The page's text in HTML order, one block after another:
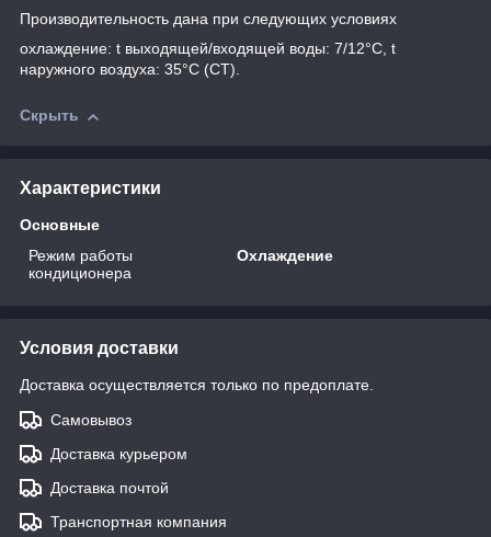
Производительность дана при следующих условиях
охлаждение: t выходящей/входящей воды: 7/12°С, t
наружного воздуха: 35°С (СТ).
Скрыть
Характеристики
Основные
Режим работы
кондиционера
Охлаждение
Условия доставки
Доставка осуществляется только по предоплате.
Самовывоз
Доставка курьером
Доставка почтой
Транспортная компания